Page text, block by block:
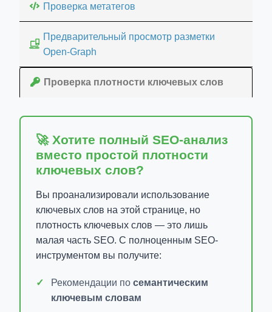
Проверка метатегов
Предварительный просмотр разметки
Open-Graph
Проверка плотности ключевых слов
🚀 Хотите полный SEO-анализ
вместо простой плотности
ключевых слов?
Вы проанализировали использование
ключевых слов на этой странице, но
плотность ключевых слов — это лишь
малая часть SEO. С полноценным SEO-
инструментом вы получите:
Рекомендации по семантическим
ключевым словам